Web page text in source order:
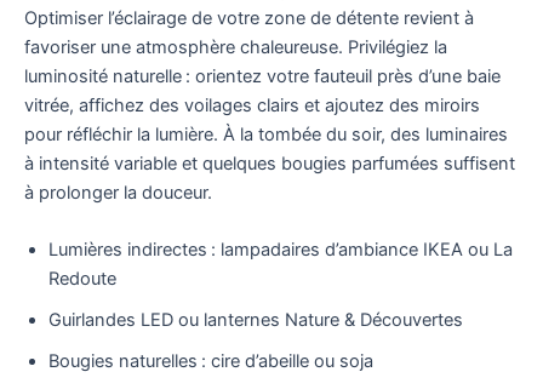
Optimiser l’éclairage de votre zone de détente revient à
favoriser une atmosphère chaleureuse. Privilégiez la
luminosité naturelle : orientez votre fauteuil près d’une baie
vitrée, affichez des voilages clairs et ajoutez des miroirs
pour réfléchir la lumière. À la tombée du soir, des luminaires
à intensité variable et quelques bougies parfumées suffisent
à prolonger la douceur.
Lumières indirectes : lampadaires d’ambiance IKEA ou La
Redoute
Guirlandes LED ou lanternes Nature & Découvertes
Bougies naturelles : cire d’abeille ou soja